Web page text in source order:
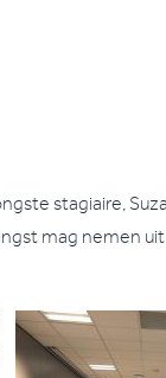
stagiaire,
mag nemen